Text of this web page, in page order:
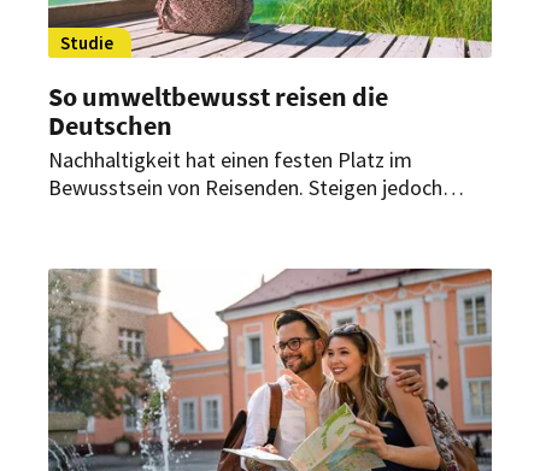
Studie
So umweltbewusst reisen die
Deutschen
Nachhaltigkeit hat einen festen Platz im
Bewusstsein von Reisenden. Steigen jedoch
Alltag, wie eine Studie jetzt zeigt.